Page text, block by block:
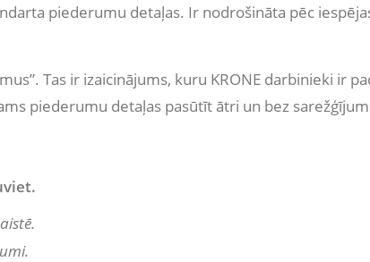
piederumu detaļas. Ir nodrošināta pēc
Tas ir izaicinājums, kuru KRONE darbinieki ir
piederumu detaļas pasūtīt ātri un bez